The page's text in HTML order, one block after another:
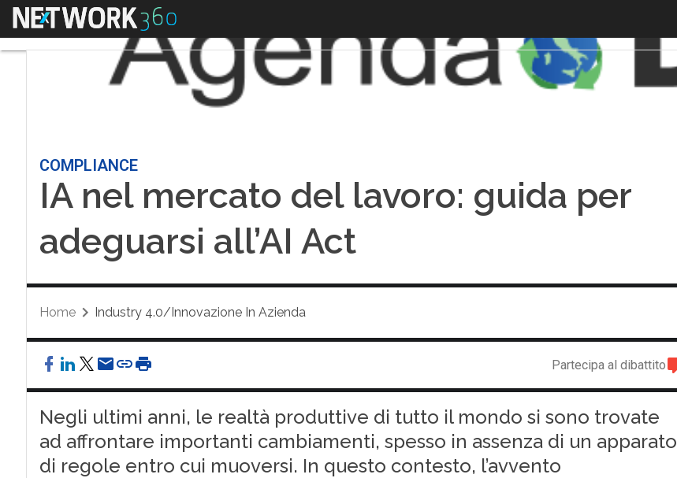
Menu
COMPLIANCE
IA nel mercato del lavoro: guida per
adeguarsi all’AI Act
Home Industry 4.0/Innovazione In Azienda
Partecipa al dibattito
Negli ultimi anni, le realtà produttive di tutto il mondo si sono trovate
ad affrontare importanti cambiamenti, spesso in assenza di un apparato
di regole entro cui muoversi. In questo contesto, l’avvento